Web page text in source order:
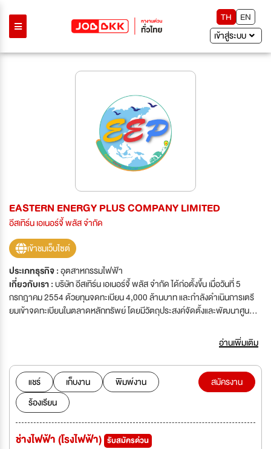
TH
EN
เข้าสู่ระบบ
EASTERN ENERGY PLUS COMPANY LIMITED
อีสเทิร์น เอเนอร์จี้ พลัส จำกัด
เข้าชมเว็บไซต์
ประเภทธุรกิจ :อุตสาหกรรมไฟฟ้า
เกี่ยวกับเรา :บริษัท อีสเทิร์น เอเนอร์จี้ พลัส จำกัด ได้ก่อตั้งขึ้น เมื่อวันที่ 5
กรกฎาคม 2554 ด้วยทุนจดทะเบียน 4,000 ล้านบาท และกำลังดำเนินการเตรี
ยมเข้าจดทะเบียนในตลาดหลักทรัพย์ โดยมีวัตถุประสงค์จัดตั้งและพัฒนาศูนย์
ผลิตน้ำมันจากขยะพลาสติกและการผลิตกระแสไฟฟ้าโดยใช้เทคโนโลยีที่เหมาะ
สมโดยปราศจากมลภาวะและเป็นมิตรกับสิ่งแวดล้อม มีความประสงค์รับสมัคร
บุคลากรที่มีทักษะ ความรู้ ความสามารถและพร้อมที่จะเติบโตไปพร้อมกับบริษัทฯ
ในตำแหน่งดังนี้
อ่านเพิ่มเติม
แชร์ เก็บงาน
พิมพ์งาน
ร้องเรียน
สมัครงาน
ช่างไฟฟ้า (โรงไฟฟ้า) รับสมัครด่วน